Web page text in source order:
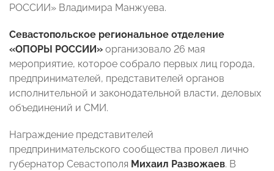
РОССИИ» Владимира Манжуева.
Севастопольское региональное отделение
«ОПОРЫ РОССИИ» организовало 26 мая
мероприятие, которое собрало первых лиц города,
предпринимателей, представителей органов
исполнительной и законодательной власти, деловых
объединений и СМИ.
Награждение представителей
предпринимательского сообщества провел лично
губернатор Севастополя Михаил Развожаев. В